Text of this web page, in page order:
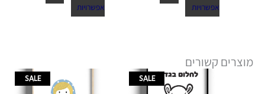
אפשרויות
אפשרויות
מוצרים קשורים
SALE
טווח
מחירים:
למוצר
זה
SALE
טווח
מחירים:
זה